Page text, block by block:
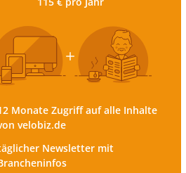
Monate Zugriff auf alle Inhalte
velobiz.de
Newsletter mit